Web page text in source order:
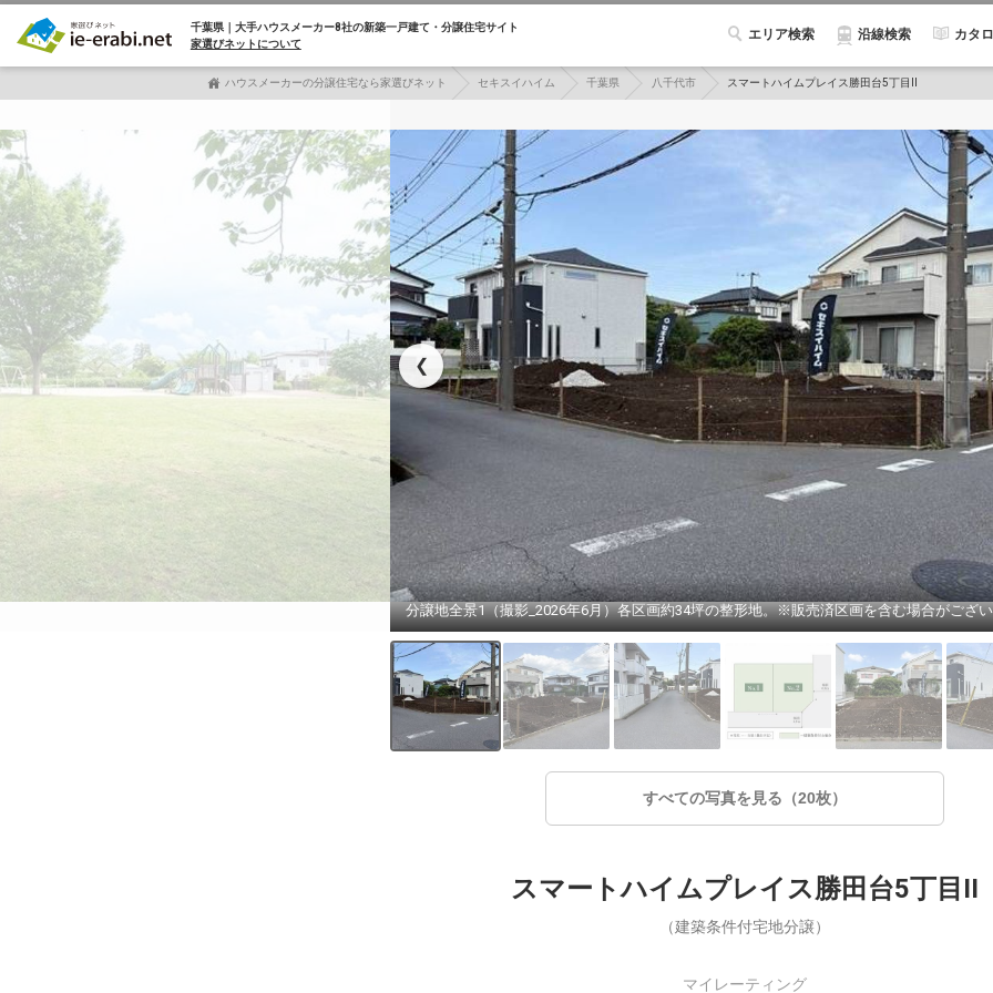
千葉県｜大手ハウスメーカー8社の新築一戸建て・分譲住宅サイト
家選びネットについて
エリア検索 沿線検索 カタ
ハウスメーカーの分譲住宅なら家選びネット セキスイハイム 千葉県 八千代市 スマートハイムプレイス勝田台5丁目II
❮
分譲地全景1（撮影_2026年6月）各区画約34坪の整形地。※販売済区画を含む場合がござ
すべての写真を見る（20枚）
スマートハイムプレイス勝田台5丁目II
（建築条件付宅地分譲）
マイレーティング